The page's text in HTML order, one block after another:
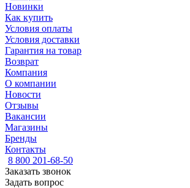
Новинки
Как купить
Условия оплаты
Условия доставки
Гарантия на товар
Возврат
Компания
О компании
Новости
Отзывы
Вакансии
Магазины
Бренды
Контакты
8 800 201-68-50
Заказать звонок
Задать вопрос